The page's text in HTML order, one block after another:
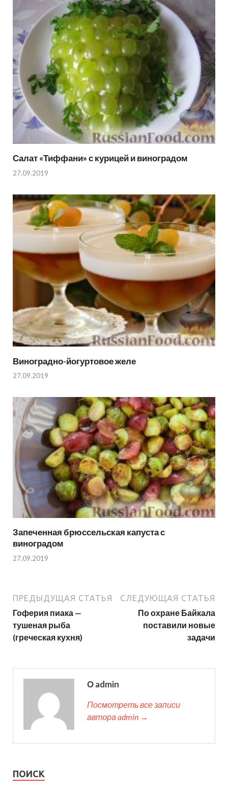
Салат «Тиффани» с курицей и виноградом
27.09.2019
Виноградно-йогуртовое желе
27.09.2019
Запеченная брюссельская капуста с
виноградом
27.09.2019
ПРЕДЫДУЩАЯ СТАТЬЯ
Гоферия пиака —
тушеная рыба
(греческая кухня)
СЛЕДУЮЩАЯ СТАТЬЯ
По охране Байкала
поставили новые
задачи
О admin
Посмотреть все записи
автора admin →
ПОИСК